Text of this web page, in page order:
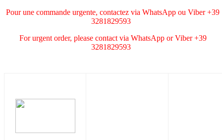
Pour une commande urgente, contactez via WhatsApp ou Viber+39
3281829593
For urgent order, please contact via WhatsApp or Viber +39
3281829593